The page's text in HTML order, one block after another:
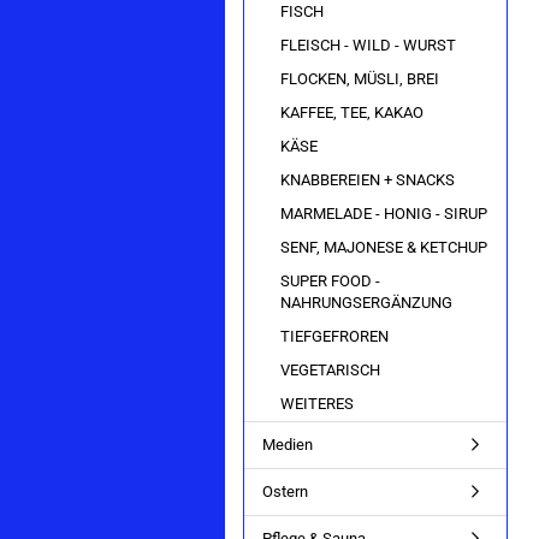
FISCH
FLEISCH - WILD - WURST
FLOCKEN, MÜSLI, BREI
KAFFEE, TEE, KAKAO
KÄSE
KNABBEREIEN + SNACKS
MARMELADE - HONIG - SIRUP
SENF, MAJONESE & KETCHUP
SUPER FOOD -
NAHRUNGSERGÄNZUNG
TIEFGEFROREN
VEGETARISCH
WEITERES
Medien
Ostern